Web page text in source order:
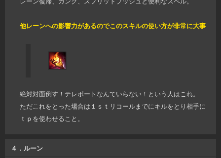
他レーンへの影響力があるのでこのスキルの使い方が非常に大事
絶対対面倒す！テレポートなんていらない！という人はこれ。
ただこれをとった場合は１ｓｔリコールまでにキルをとり相手に
ｔｐを使わせること。
４．ルーン